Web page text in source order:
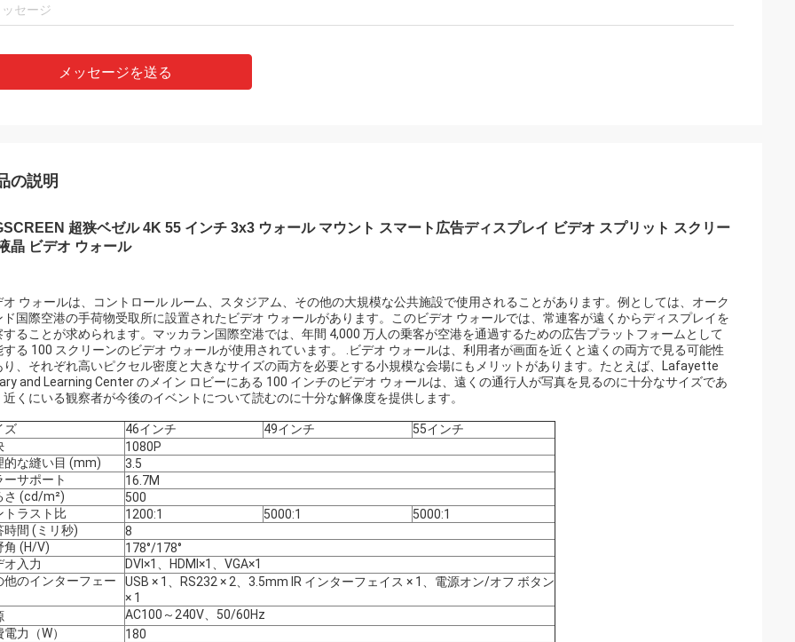
メッセージを送る
の説明
超狭ベゼル 4K 55 インチ 3x3 ウォール マウント スマート広告ディスプレイ ビデオ スプリット スクリー
晶 ビデオ ウォール
オ ウォールは、コントロール ルーム、スタジアム、その他の大規模な公共施設で使用されることがあります。例としては、オーク
ド国際空港の手荷物受取所に設置されたビデオ ウォールがあります。このビデオ ウォールでは、常連客が遠くからディスプレイを
することが求められます。マッカラン国際空港では、年間 4,000 万人の乗客が空港を通過するための広告プラットフォームとして
する 100 スクリーンのビデオ ウォールが使用されています。 .ビデオ ウォールは、利用者が画面を近くと遠くの両方で見る可能性
り、それぞれ高いピクセル密度と大きなサイズの両方を必要とする小規模な会場にもメリットがあります。たとえば、Lafayette
and Learning Center のメイン ロビーにある 100 インチのビデオ ウォールは、遠くの通行人が写真を見るのに十分なサイズであ
近くにいる観察者が今後のイベントについて読むのに十分な解像度を提供します。
ズ 46インチ 49インチ
55インチ
1080P
的な縫い目 (mm)
3.5
ーサポート
16.7M
さ (cd/m²)
500
トラスト比
1200:1 5000:1
5000:1
時間 (ミリ秒)
8
角 (H/V)
178°/178°
オ入力
DVI×1、HDMI×1、VGA×1
他のインターフェー
USB × 1、RS232 × 2、3.5mm IR インターフェイス × 1、電源オン/オフ ボタン
× 1
AC100～240V、50/60Hz
力（W）
180